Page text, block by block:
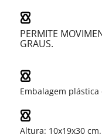
PERMITE
GRAUS.
Embalagem
Altura: 10x19x30 cm.